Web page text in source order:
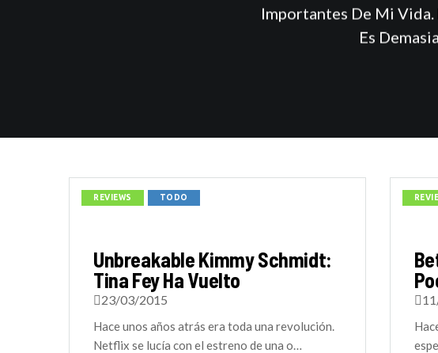
Importantes De Mi Vida.
Es
REVIEWS TODO
Unbreakable Kimmy Schmidt:
Tina Fey Ha Vuelto
23/03/2015
Hace unos años atrás era toda una revolución.
Netflix se lucía con el estreno de una o…